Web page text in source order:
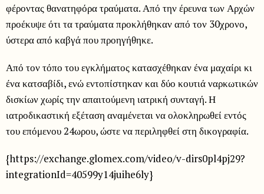
φέροντας θανατηφόρα τραύματα. Από την έρευνα των Αρχών
προέκυψε ότι τα τραύματα προκλήθηκαν από τον 30χρονο,
ύστερα από καβγά που προηγήθηκε.
Από τον τόπο του εγκλήματος κατασχέθηκαν ένα μαχαίρι κι
ένα κατσαβίδι, ενώ εντοπίστηκαν και δύο κουτιά ναρκωτικών
δισκίων χωρίς την απαιτούμενη ιατρική συνταγή. Η
ιατροδικαστική εξέταση αναμένεται να ολοκληρωθεί εντός
του επόμενου 24ωρου, ώστε να περιληφθεί στη δικογραφία.
{https://exchange.glomex.com/video/v-dirs0pl4pj29?
integrationId=40599y14juihe6ly}